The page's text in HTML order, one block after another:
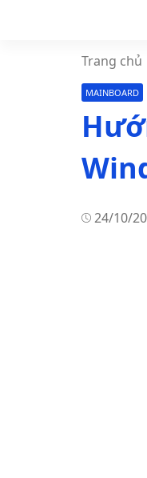
Trang chủ
MAINBOARD
24/10/